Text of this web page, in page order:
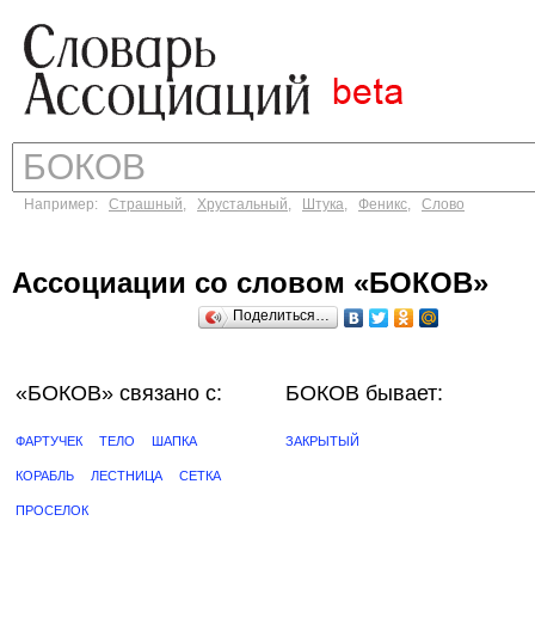
Например: Страшный, Хрустальный, Штука, Феникс, Слово
Ассоциации со словом «БОКОВ»
Поделиться…
«БОКОВ» связано с:
ФАРТУЧЕК ТЕЛО ШАПКА
КОРАБЛЬ ЛЕСТНИЦА СЕТКА
ПРОСЕЛОК
БОКОВ бывает:
ЗАКРЫТЫЙ